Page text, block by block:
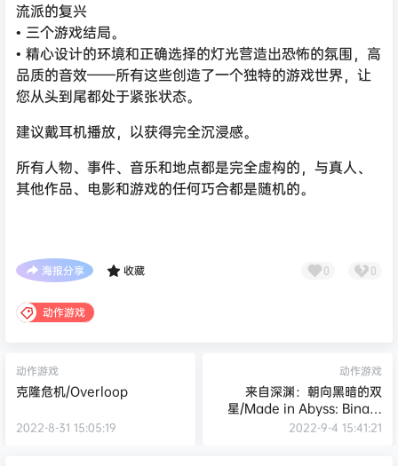
流派的复兴
• 三个游戏结局。
• 精心设计的环境和正确选择的灯光营造出恐怖的氛围，高
品质的音效——所有这些创造了一个独特的游戏世界，让
您从头到尾都处于紧张状态。
建议戴耳机播放，以获得完全沉浸感。
所有人物、事件、音乐和地点都是完全虚构的，与真人、
其他作品、电影和游戏的任何巧合都是随机的。
海报分享 收藏 0 0
动作游戏
动作游戏
克隆危机/Overloop
2022-8-31 15:05:19
动作游戏
来自深渊：朝向黑暗的双
星/Made in Abyss: Binary
Star Falling into Darkness
2022-9-4 15:41:21